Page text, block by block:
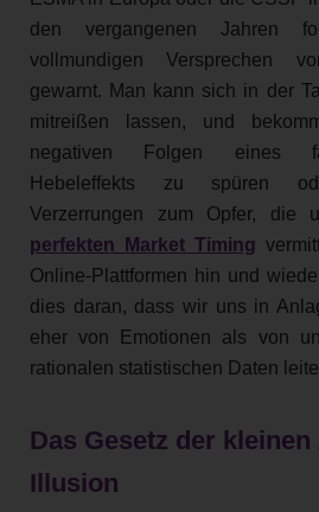
den vergangenen Jahren
vollmundigen Versprechen
gewarnt. Man kann sich in der
mitreißen lassen, und
negativen Folgen eines
Hebeleffekts zu spüren
Verzerrungen zum Opfer, die
perfekten Market Timing
Online-Plattformen hin und
dies daran, dass wir uns in
eher von Emotionen als von
rationalen statistischen Daten
Das Gesetz der
Illusion